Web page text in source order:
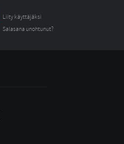
Liity käyttäjäksi
Salasana unohtunut?